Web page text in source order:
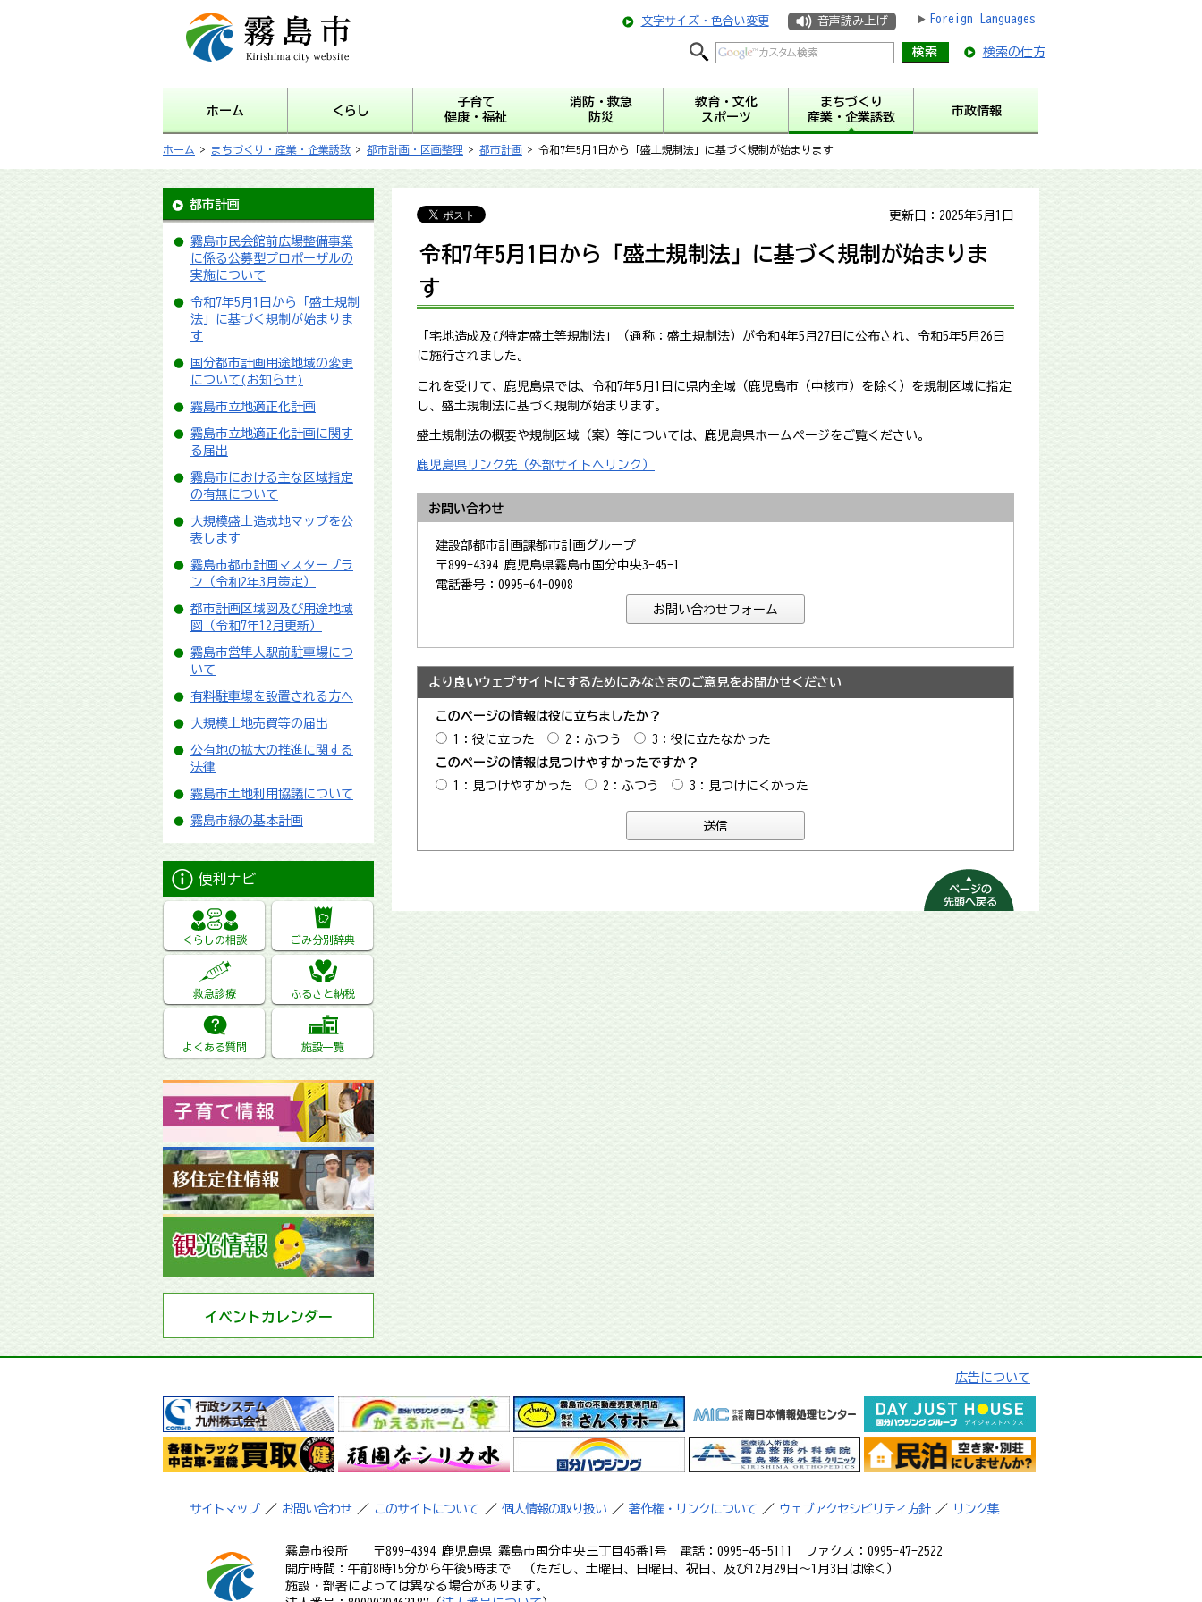
霧島市 Kirishima city
website
文字サイズ・色合い変更 音声読み上げ Foreign Languages
検索の仕方
ホーム くらし
子育て
健康・福祉
消防・救急
防災
教育・文化
スポーツ
まちづくり
産業・企業誘致
市政情報
ホーム > まちづくり・産業・企業誘致 > 都市計画・区画整理 > 都市計画 > 令和7年5月1日から「盛土規制法」に基づく規制が始まります
都市計画
霧島市民会館前広場整備事業
に係る公募型プロポーザルの
実施について
令和7年5月1日から「盛土規制
法」に基づく規制が始まりま
す
国分都市計画用途地域の変更
について(お知らせ)
霧島市立地適正化計画
霧島市立地適正化計画に関す
る届出
霧島市における主な区域指定
の有無について
大規模盛土造成地マップを公
表します
霧島市都市計画マスタープラ
ン（令和2年3月策定）
都市計画区域図及び用途地域
図（令和7年12月更新）
霧島市営隼人駅前駐車場につ
いて
有料駐車場を設置される方へ
大規模土地売買等の届出
公有地の拡大の推進に関する
法律
霧島市土地利用協議について
霧島市緑の基本計画
便利ナビ
くらしの相談 ごみ分別辞典
救急診療 ふるさと納税
よくある質問 施設一覧
イベントカレンダー
更新日：2025年5月1日
令和7年5月1日から「盛土規制法」に基づく規制が始まりま
す
「宅地造成及び特定盛土等規制法」（通称：盛土規制法）が令和4年5月27日に公布され、令和5年5月26日
に施行されました。
これを受けて、鹿児島県では、令和7年5月1日に県内全域（鹿児島市（中核市）を除く）を規制区域に指定
し、盛土規制法に基づく規制が始まります。
盛土規制法の概要や規制区域（案）等については、鹿児島県ホームページをご覧ください。
鹿児島県リンク先（外部サイトへリンク）
お問い合わせ
建設部都市計画課都市計画グループ
〒899-4394 鹿児島県霧島市国分中央3-45-1
電話番号：0995-64-0908
より良いウェブサイトにするためにみなさまのご意見をお聞かせください
このページの情報は役に立ちましたか？
1：役に立った
2：ふつう
3：役に立たなかった
このページの情報は見つけやすかったですか？
1：見つけやすかった
2：ふつう 3：見つけにくかった
ページの先頭へ
戻る
広告について
サイトマップ ／ お問い合わせ ／ このサイトについて ／ 個人情報の取り扱い ／ 著作権・リンクについて ／ ウェブアクセシビリティ方針 ／ リンク集
霧島市役所
〒899-4394 鹿児島県 霧島市国分中央三丁目45番1号 電話：0995-45-5111 ファクス：0995-47-2522
開庁時間：午前8時15分から午後5時まで （ただし、土曜日、日曜日、祝日、及び12月29日～1月3日は除く）
施設・部署によっては異なる場合があります。